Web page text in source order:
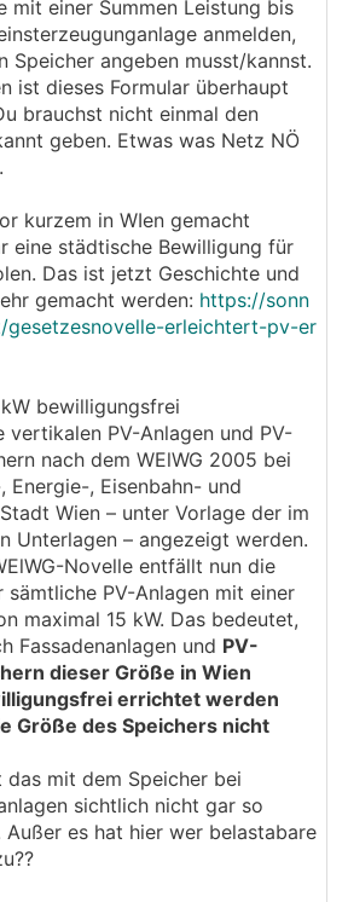
mit einer Summen Leistung bis
anmelden,
Speicher angeben musst/kannst.
ist dieses Formular überhaupt
brauchst nicht einmal den
geben. Etwas was Netz NÖ
kurzem in WIen gemacht
eine städtische Bewilligung für
Das ist jetzt Geschichte und
gemacht werden: https://sonn
gesetzesnovelle-erleichtert-pv-er
bewilligungsfrei
vertikalen PV-Anlagen und PV-
nach dem WElWG 2005 bei
Energie-, Eisenbahn- und
Wien – unter Vorlage der im
Unterlagen – angezeigt werden.
Novelle entfällt nun die
PV-Anlagen mit einer
maximal 15 kW. Das bedeutet,
Fassadenanlagen und PV-
dieser Größe in Wien
errichtet werden
Größe des Speichers nicht
das mit dem Speicher bei
sichtlich nicht gar so
es hat hier wer belastabare